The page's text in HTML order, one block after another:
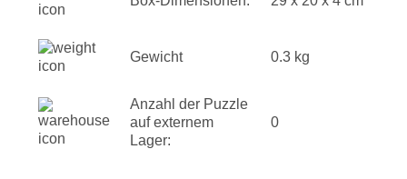
Gewicht 0.3 kg
Anzahl der Puzzle
auf externem
Lager:
0